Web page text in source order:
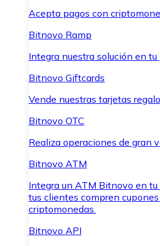
Acepta pagos con
Bitnovo Ramp
Integra nuestra solución en
Bitnovo Giftcards
Vende nuestras tarjetas
Bitnovo OTC
Realiza operaciones de gran
Bitnovo ATM
Integra un ATM Bitnovo en
tus clientes compren
criptomonedas.
Bitnovo API